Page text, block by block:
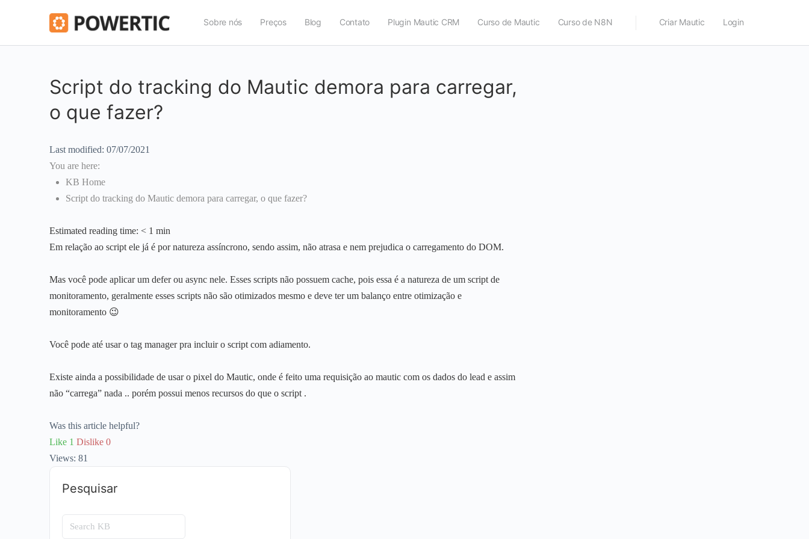
Sobre nós Preços Blog Contato Plugin Mautic CRM Curso de Mautic Curso de N8N Criar Mautic Login
Script do tracking do Mautic demora para carregar,
o que fazer?
Last modified: 07/07/2021
You are here:
KB Home
Script do tracking do Mautic demora para carregar, o que fazer?
Estimated reading time: < 1 min
Em relação ao script ele já é por natureza assíncrono, sendo assim, não atrasa e nem prejudica o carregamento do DOM.
Mas você pode aplicar um defer ou async nele. Esses scripts não possuem cache, pois essa é a natureza de um script de
monitoramento, geralmente esses scripts não são otimizados mesmo e deve ter um balanço entre otimização e
monitoramento 😉
Você pode até usar o tag manager pra incluir o script com adiamento.
Existe ainda a possibilidade de usar o pixel do Mautic, onde é feito uma requisição ao mautic com os dados do lead e assim
não “carrega” nada .. porém possui menos recursos do que o script .
Was this article helpful?
Like 1 Dislike 0
Views: 81
Pesquisar